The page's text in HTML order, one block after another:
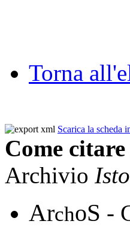
Torna
Scarica la scheda
Come
Archivio
ArchoS -